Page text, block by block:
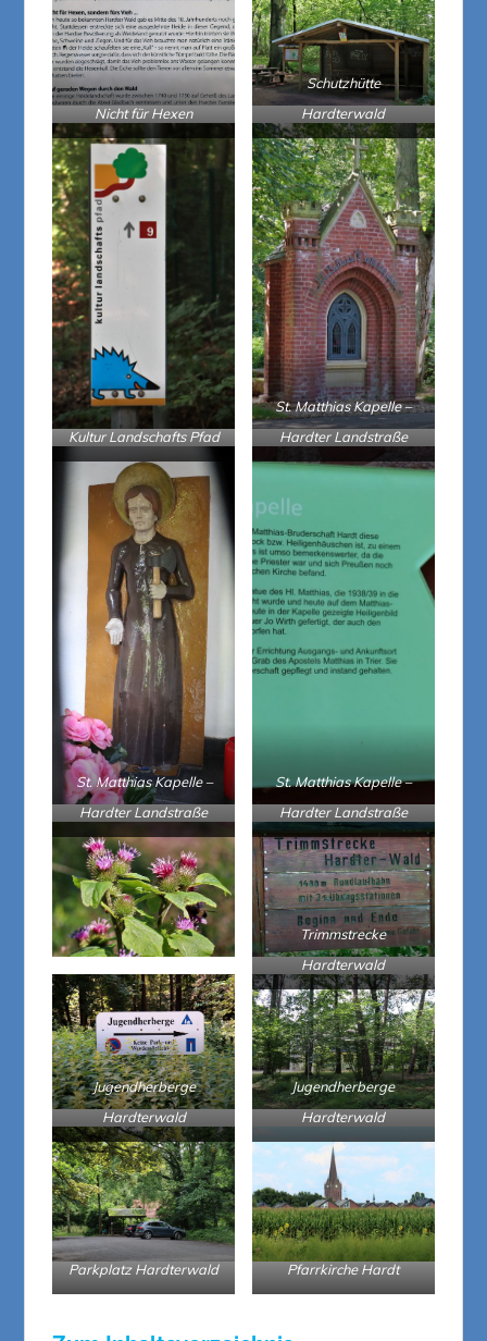
Nicht für Hexen
Schutzhütte
Hardterwald
Kultur Landschafts Pfad
St. Matthias Kapelle –
Hardter Landstraße
St. Matthias Kapelle –
Hardter Landstraße
St. Matthias Kapelle –
Hardter Landstraße
Trimmstrecke
Hardterwald
Jugendherberge
Hardterwald
Jugendherberge
Hardterwald
Parkplatz Hardterwald Pfarrkirche Hardt